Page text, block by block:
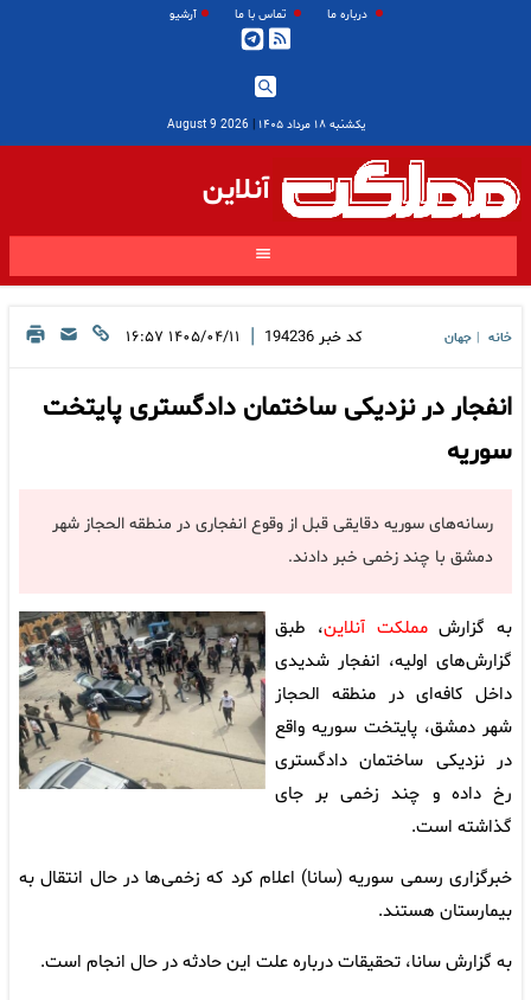
درباره ما تماس با ما آرشیو
یکشنبه ۱۸ مرداد ۱۴۰۵ |
2026 August 9
آنلاین
خانه جهان کد خبر 194236
| ۱۴۰۵/۰۴/۱۱ ۱۶:۵۷
انفجار در نزدیکی ساختمان دادگستری پایتخت
سوریه
رسانه‌های سوریه دقایقی قبل از وقوع انفجاری در منطقه الحجاز شهر
دمشق با چند زخمی خبر دادند.
به گزارشمملکت آنلاین، طبق
گزارش‌های اولیه، انفجار شدیدی
داخل کافه‌ای در منطقه الحجاز
شهر دمشق، پایتخت سوریه واقع
در نزدیکی ساختمان دادگستری
رخ داده و چند زخمی بر جای
گذاشته است.
خبرگزاری رسمی سوریه (سانا) اعلام کرد که زخمی‌ها در حال انتقال به
بیمارستان هستند.
به گزارش سانا، تحقیقات درباره علت این حادثه در حال انجام است.